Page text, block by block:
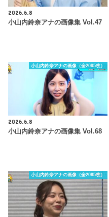
2026.6.8
小山内鈴奈アナの画像集 Vol.47
小山内鈴奈アナの画像（全2095枚）
2026.6.8
小山内鈴奈アナの画像集 Vol.68
小山内鈴奈アナの画像（全2095枚）